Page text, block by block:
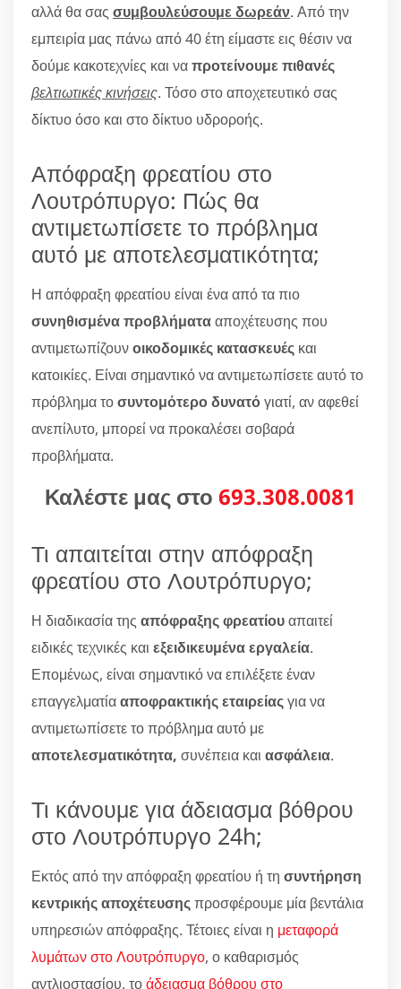
αλλά θα σας συμβουλεύσουμε δωρεάν. Από την
εμπειρία μας πάνω από 40 έτη είμαστε εις θέσιν να
δούμε κακοτεχνίες και ναπροτείνουμε πιθανές
βελτιωτικές κινήσεις. Τόσο στο αποχετευτικό σας
δίκτυο όσο και στο δίκτυο υδροροής.
Απόφραξη φρεατίου στο
Λουτρόπυργο: Πώς θα
αντιμετωπίσετε το πρόβλημα
αυτό με αποτελεσματικότητα;
Η απόφραξη φρεατίου είναι ένα από τα πιο
συνηθισμένα προβλήματααποχέτευσης που
αντιμετωπίζουνοικοδομικές κατασκευές και
κατοικίες. Είναι σημαντικό να αντιμετωπίσετε αυτό το
πρόβλημα τοσυντομότερο δυνατόγιατί, αν αφεθεί
ανεπίλυτο, μπορεί να προκαλέσει σοβαρά
προβλήματα.
Καλέστε μας στο 693.308.0081
Τι απαιτείται στην απόφραξη
φρεατίου στο Λουτρόπυργο;
Η διαδικασία της απόφραξης φρεατίουαπαιτεί
ειδικές τεχνικές και εξειδικευμένα εργαλεία.
Επομένως, είναι σημαντικό να επιλέξετε έναν
επαγγελματίααποφρακτικής εταιρείαςγια να
αντιμετωπίσετε το πρόβλημα αυτό με
αποτελεσματικότητα, συνέπεια και ασφάλεια.
Τι κάνουμε για άδειασμα βόθρου
στο Λουτρόπυργο 24h;
Εκτός από την απόφραξη φρεατίου ή τη συντήρηση
κεντρικής αποχέτευσηςπροσφέρουμε μία βεντάλια
υπηρεσιών απόφραξης. Τέτοιες είναι η μεταφορά
λυμάτων στο Λουτρόπυργο, ο καθαρισμός
αντλιοστασίου, τοάδειασμα βόθρου στο